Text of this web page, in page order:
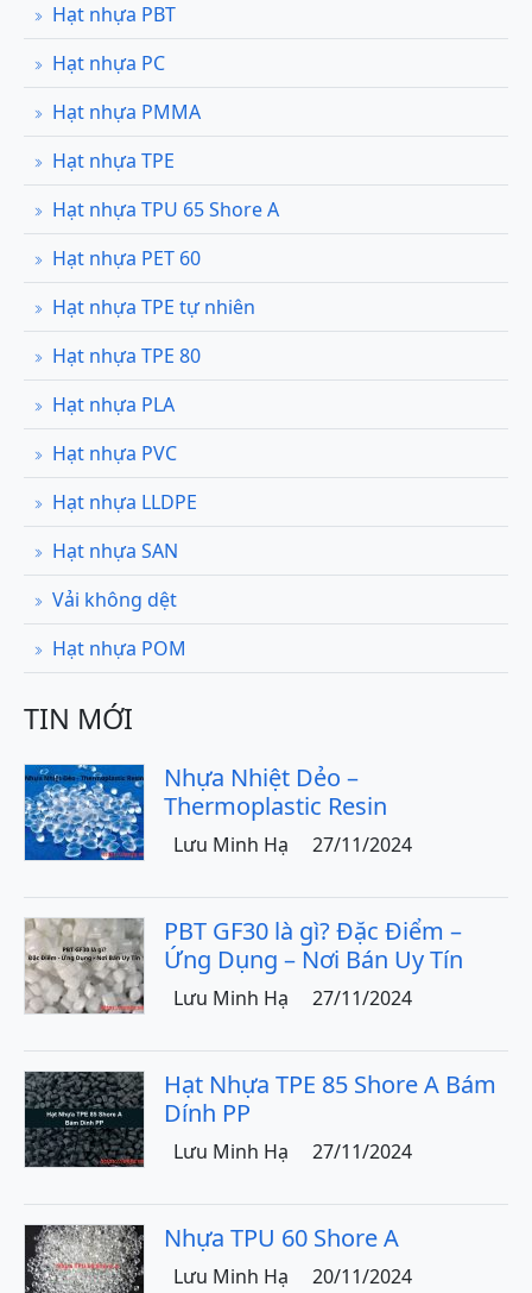
Hạt nhựa PBT
Hạt nhựa PC
Hạt nhựa PMMA
Hạt nhựa TPE
Hạt nhựa TPU 65 Shore A
Hạt nhựa PET 60
Hạt nhựa TPE tự nhiên
Hạt nhựa TPE 80
Hạt nhựa PLA
Hạt nhựa PVC
Hạt nhựa LLDPE
Hạt nhựa SAN
Vải không dệt
Hạt nhựa POM
TIN MỚI
Nhựa Nhiệt Dẻo –
Thermoplastic Resin
Lưu Minh Hạ 27/11/2024
PBT GF30 là gì? Đặc Điểm –
Ứng Dụng – Nơi Bán Uy Tín
Lưu Minh Hạ 27/11/2024
Hạt Nhựa TPE 85 Shore A Bám
Dính PP
Lưu Minh Hạ 27/11/2024
Nhựa TPU 60 Shore A
Lưu Minh Hạ 20/11/2024